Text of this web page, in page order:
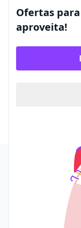
Ofertas
aproveita!